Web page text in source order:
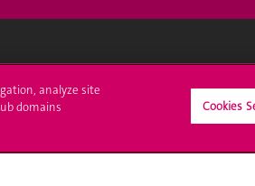
Médias
analyze site
domains
Cookies